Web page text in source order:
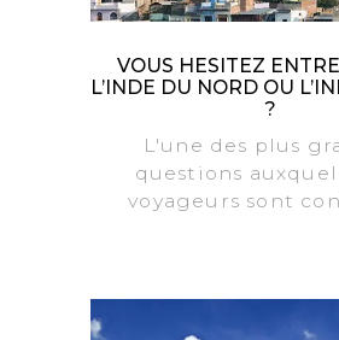
VOUS HESITEZ
L’INDE DU NORD OU
?
L'une des plus
questions
voyageurs sont